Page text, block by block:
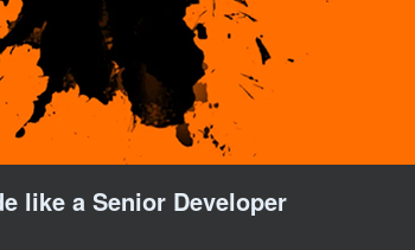
like a Senior Developer